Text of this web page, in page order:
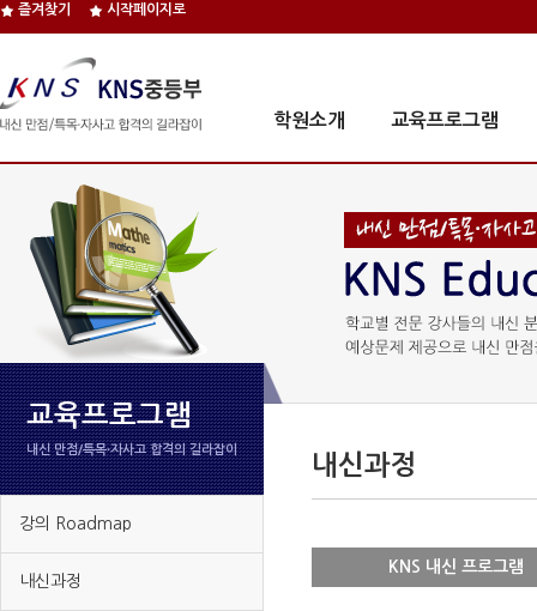
즐겨찾기 시작페이지로
학원소개 교육프로그램
교육프로그램
내신 만점/특목∙자사고 합격의 길라잡이
강의 Roadmap
내신과정
내신과정
KNS 내신 프로그램